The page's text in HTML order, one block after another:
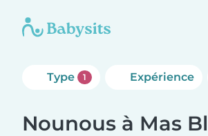
Type 1 Expérience
Nounous à Mas